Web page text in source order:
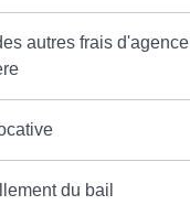
autres frais d'agence
du bail